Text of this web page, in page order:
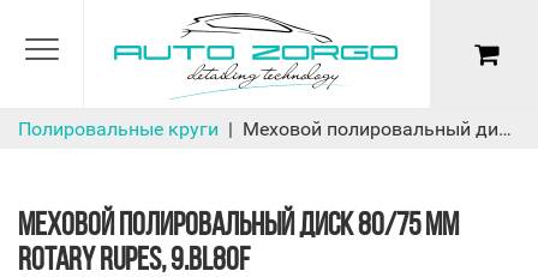
Полировальные круги Меховой полировальный диск 80/75 мм ROTARY Rupes, 9.BL80F
МЕХОВОЙ ПОЛИРОВАЛЬНЫЙ ДИСК 80/75 ММ
ROTARY RUPES, 9.BL80F